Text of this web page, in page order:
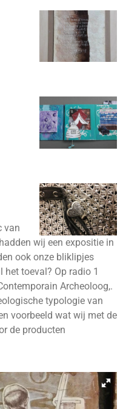
van
wij een expositie in
ook onze bliklipjes
toeval? Op radio 1
Archeoloog,.
typologie van
voorbeeld wat wij met de
de producten